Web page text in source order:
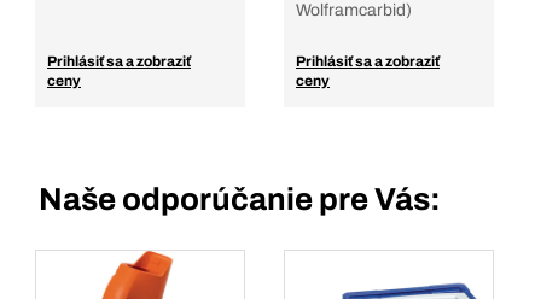
Prihlásiť sa a zobraziť
ceny
Wolframcarbid)
Prihlásiť sa a zobraziť
ceny
Naše odporúčanie pre Vás: